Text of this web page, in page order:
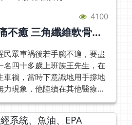
網蘋果日報
對於沒有近視的孩子，應保持
長時間近距離用眼，期望在18
於已經近視的孩子，則需積
度數加深成為高度近視及各種
媒體報導自由新聞民視新聞壹
就會出現血氧不足，引發心
，幸好急救過程相當順利，最
，楊先生也因此恢復健康而
臟冠狀動脈阻塞，平時卻沒
星輝醫師解釋，患者左前降支
成，因此讓右冠狀動脈末端慢
供應血液給左前降支(TIMI-
乎不受影響，然而當患者大
靠一條血管輸送血液就不夠。
比喻，當主要幹道塞車，若車
科醫師張家築，以及大腸直
發現，電腦斷層中可見老翁的
壁也相當肥厚，顯見大腸與
廔管」，導致大腸桿菌順著
尿道反覆感染。在確定老翁反
大腸膀胱廔管後，光田綜合醫
醫師即調整治療方案，針對病
發現過去兩年中，雖已有大
袋），但並無表現出症狀。不
，李彥志醫師推測老翁可能存
4100
不癒 三角纖維軟骨破
眾車禍後若手腕不適，要盡
名四十多歲上班族王先生，在
車禍，當時下意識地用手撐地
現象，他陸續在其他醫療院
大礙，但歷經復健推拿打針吃
來越嚴重，連手機都痛到拿不